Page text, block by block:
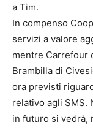
a Tim.
In compenso
servizi a valore
mentre Carrefour
Brambilla di
ora previsti
relativo agli SMS.
in futuro si vedrà,